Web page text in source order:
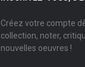
Créez votre compte
collection, noter,
nouvelles oeuvres !